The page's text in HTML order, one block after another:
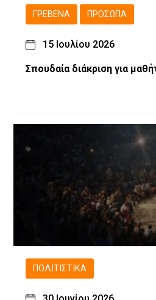
ΓΡΕΒΕΝΆ ΠΡΌΣΩΠΑ
15 Ιουλίου 2026
Σπουδαία διάκριση για
ΠΟΛΙΤΙΣΤΙΚΆ